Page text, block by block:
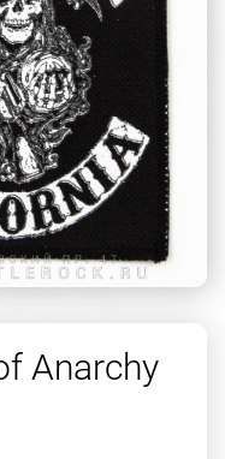
Anarchy